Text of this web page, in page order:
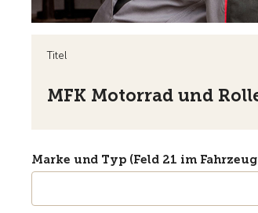
Titel
MFK Motorrad und
Marke und Typ (Feld 21 im